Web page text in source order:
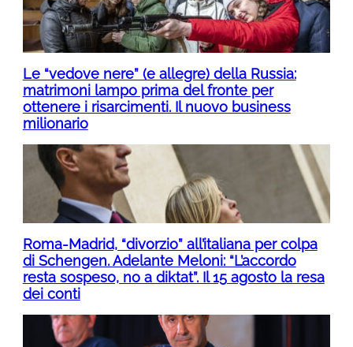
Le “vedove nere” (e allegre) della Russia:
matrimoni lampo prima del fronte per
ottenere i risarcimenti. Il nuovo business
milionario
Roma-Madrid, “divorzio” all’italiana per colpa
di Schengen. Adelante Meloni: “L’accordo
resta sospeso, no a diktat”. Il 15 agosto la resa
dei conti